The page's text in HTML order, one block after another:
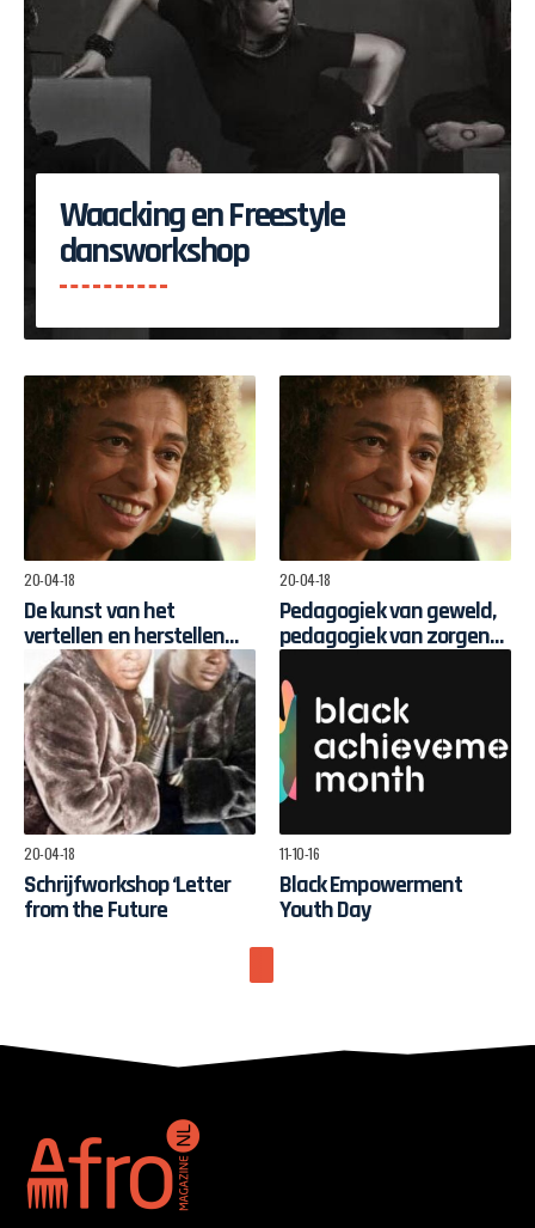
Waacking en Freestyle
dansworkshop
20-04-18
De kunst van het
vertellen en herstellen
van klimaatpolitiek
20-04-18
Pedagogiek van geweld,
pedagogiek van zorgen
voor
20-04-18
Schrijfworkshop ‘Letter
from the Future
11-10-16
Black Empowerment
Youth Day